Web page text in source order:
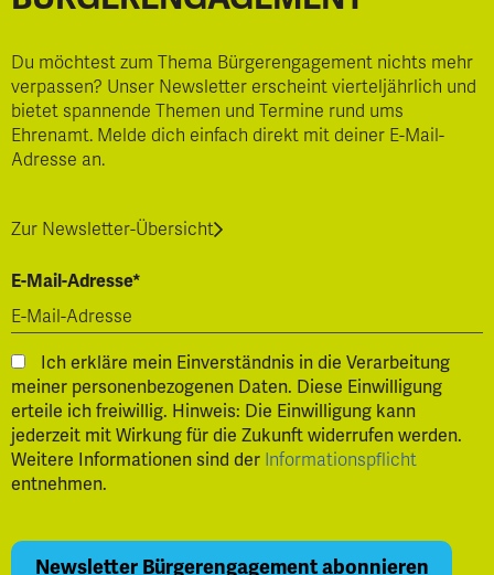
Du möchtest zum Thema Bürgerengagement nichts mehr
verpassen? Unser Newsletter erscheint vierteljährlich und
bietet spannende Themen und Termine rund ums
Ehrenamt. Melde dich einfach direkt mit deiner E-Mail-
Adresse an.
Zur Newsletter-Übersicht
E-Mail-Adresse*
Ich erkläre mein Einverständnis in die Verarbeitung
meiner personenbezogenen Daten. Diese Einwilligung
erteile ich freiwillig. Hinweis: Die Einwilligung kann
jederzeit mit Wirkung für die Zukunft widerrufen werden.
Weitere Informationen sind der Informationspflicht
entnehmen.